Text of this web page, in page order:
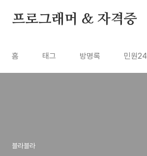
프로그래머 & 자격증
홈 태그 방명록 민원24
블라블라